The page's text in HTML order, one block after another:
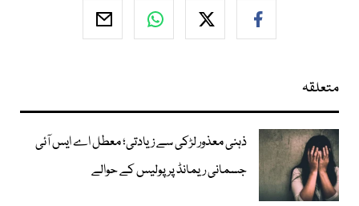
متعلقہ
ذہنی معذور لڑکی سے زیادتی؛ معطل اے ایس آئی
جسمانی ریمانڈ پر پولیس کے حوالے